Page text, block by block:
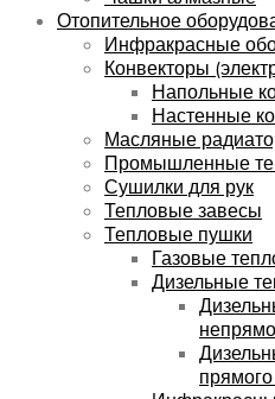
Отопительное
Инфракрасные
Конвекторы
Напольные
Настенные
Масляные
Промышленные
Сушилки для рук
Тепловые завесы
Тепловые пушки
Газовые
Дизельные